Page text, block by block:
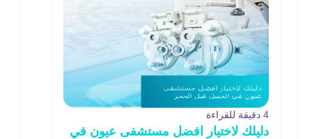
4 دقيقة للقراءة
دليلك لاختيار افضل مستشفى عيون في